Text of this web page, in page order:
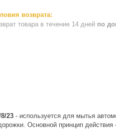
товара в течение 14 дней по
23 - используется для мытья
Основной принцип